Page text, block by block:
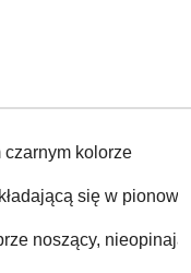
kolorze
się w
noszący,